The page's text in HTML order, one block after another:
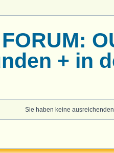
+ in
Sie haben keine